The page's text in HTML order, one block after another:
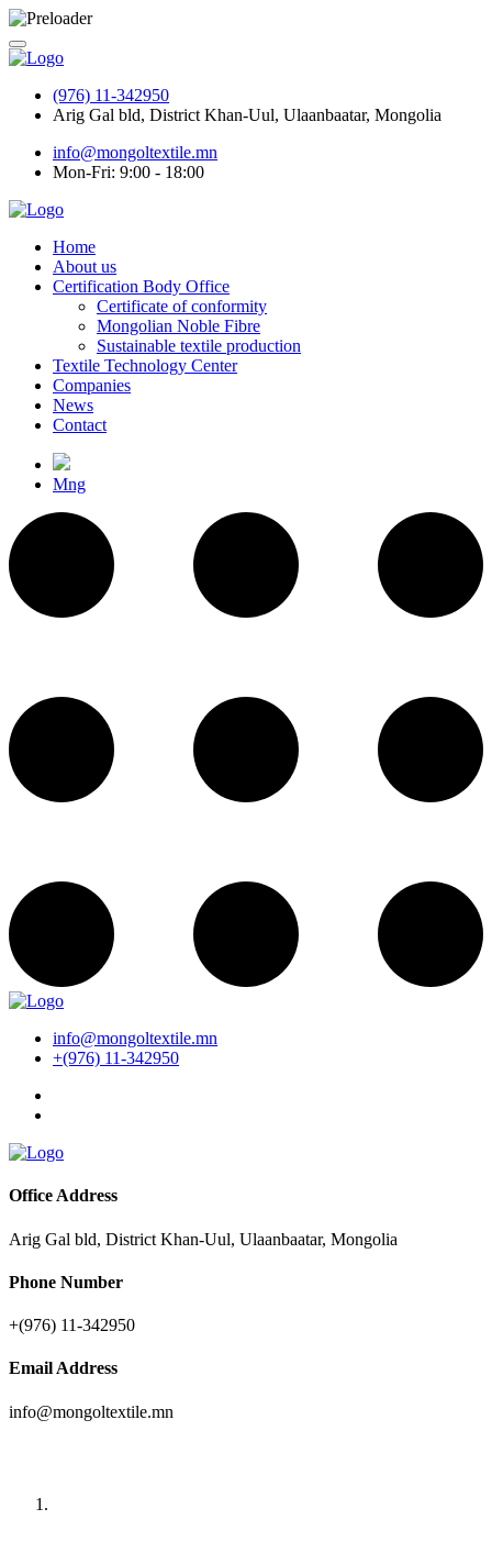
(976) 11-342950
Arig Gal bld, District Khan-Uul, Ulaanbaatar, Mongolia
info@mongoltextile.mn
Mon-Fri: 9:00 - 18:00
Home
About us
Certification Body Office
Certificate of conformity
Mongolian Noble Fibre
Sustainable textile production
Textile Technology Center
Companies
News
Contact
Mng
info@mongoltextile.mn
+(976) 11-342950
Office Address
Arig Gal bld, District Khan-Uul, Ulaanbaatar, Mongolia
Phone Number
+(976) 11-342950
Email Address
info@mongoltextile.mn